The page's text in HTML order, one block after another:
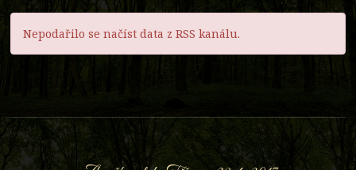
Nepodařilo se načíst data z RSS kanálu.